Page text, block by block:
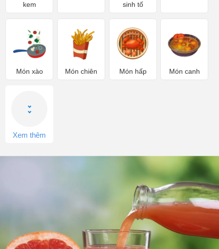
kem
sinh tố
Món xào Món chiên Món hấp Món canh
Xem thêm